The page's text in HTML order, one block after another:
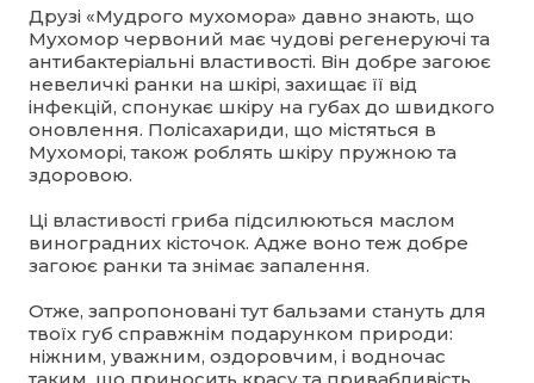
Друзі «Мудрого мухомора» давно знають, що
Мухомор червоний має чудові регенеруючі та
антибактеріальні властивості. Він добре загоює
невеличкі ранки на шкірі, захищає її від
інфекцій, спонукає шкіру на губах до швидкого
оновлення. Полісахариди, що містяться в
Мухоморі, також роблять шкіру пружною та
здоровою.
Ці властивості гриба підсилюються маслом
виноградних кісточок. Адже воно теж добре
загоює ранки та знімає запалення.
Отже, запропоновані тут бальзами стануть для
твоїх губ справжнім подарунком природи:
ніжним, уважним, оздоровчим, і водночас
таким, що приносить красу та привабливість.